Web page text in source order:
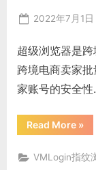
账
号
不
关
联？
Posted
2022年7月1日
超级浏览器是
跨境电商卖家
家账号的安全
Read More“超
级
览
器
»
VMLogin指纹